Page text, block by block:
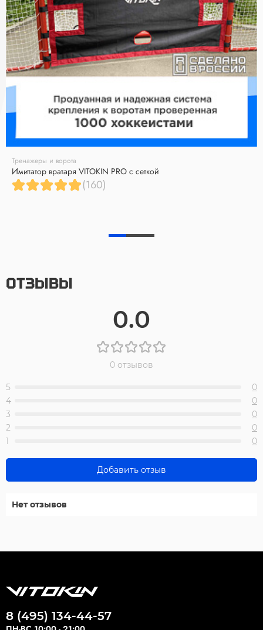
Тренажеры и ворота
Имитатор вратаря VITOKIN PRO с сеткой
(160)
ОТЗЫВЫ
0.0
0 отзывов
5
0
4
0
3
0
2
0
1
0
Добавить отзыв
Нет отзывов
8 (495) 134-44-57